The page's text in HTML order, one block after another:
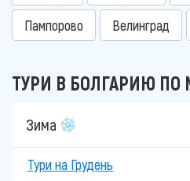
Пампорово Велинград
ТУРИ В БОЛГАРИЮ ПО
Зима
Тури на Грудень